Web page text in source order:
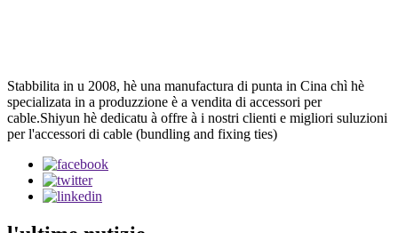
Stabbilita in u 2008, hè una manufactura di punta in Cina chì hè
specializata in a produzzione è a vendita di accessori per
cable.Shiyun hè dedicatu à offre à i nostri clienti e migliori suluzioni
per l'accessori di cable (bundling and fixing ties)